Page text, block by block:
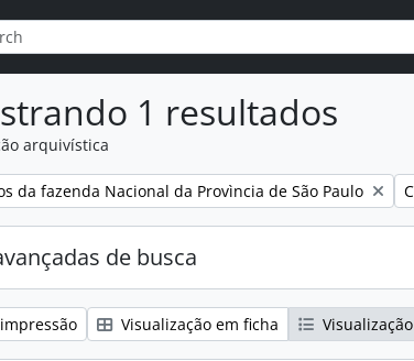
busca
1 resultados
arquivística
da fazenda Nacional da Provìncia de São Paulo
de busca
Visualização em ficha